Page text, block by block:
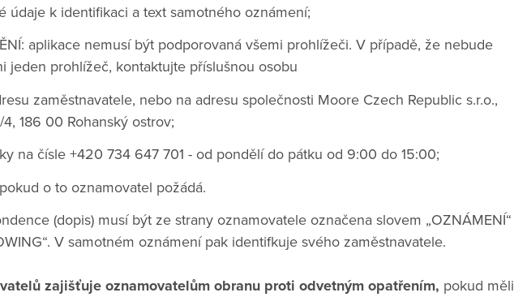
údaje k identifikaci a text samotného oznámení;
aplikace nemusí být podporovaná všemi prohlížeči. V případě, že nebude
jeden prohlížeč, kontaktujte příslušnou osobu
zaměstnavatele, nebo na adresu společnosti Moore Czech Republic s.r.o.,
186 00 Rohanský ostrov;
na čísle +420 734 647 701 - od pondělí do pátku od 9:00 do 15:00;
o to oznamovatel požádá.
(dopis) musí být ze strany oznamovatele označena slovem „OZNÁMENÍ“
V samotném oznámení pak identifkuje svého zaměstnavatele.
zajišťuje oznamovatelům obranu proti odvetným opatřením, pokud měli